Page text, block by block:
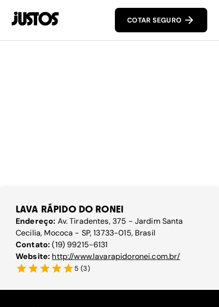
COTAR SEGURO
LAVA RÁPIDO DO RONEI
Endereço: Av. Tiradentes, 375 - Jardim Santa
Cecilia, Mococa - SP, 13733-015, Brasil
Contato:(19) 99215-6131
Website: http://www.lavarapidoronei.com.br/
5 (3)